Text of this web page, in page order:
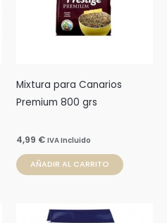
Mixtura para Canarios
Premium 800 grs
4,99 € IVA Incluido
AÑADIR AL CARRITO
Rango